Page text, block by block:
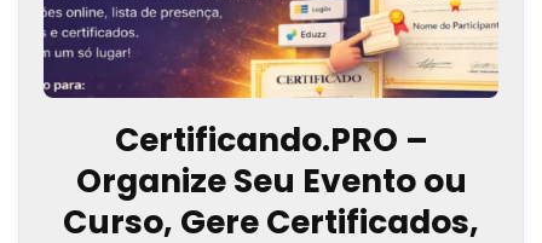
Certificando.PRO –
Organize Seu Evento ou
Curso, Gere Certificados,